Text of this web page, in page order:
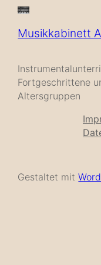
Musikkabinett
Fortgeschrittene
Altersgruppen
Gestaltet mit